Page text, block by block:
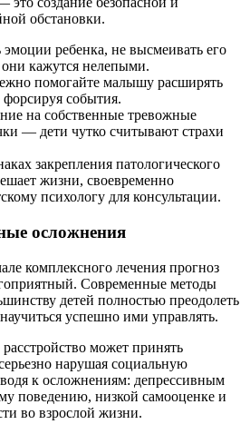
обстановки.
ребенка, не высмеивать его
они кажутся нелепыми.
помогайте малышу расширять
события.
на собственные тревожные
— дети чутко считывают страхи
закрепления патологического
жизни, своевременно
психологу для консультации.
осложнения
комплексного лечения прогноз
Современные методы
детей полностью преодолеть
успешно ими управлять.
может принять
нарушая социальную
к осложнениям: депрессивным
поведению, низкой самооценке и
во взрослой жизни.